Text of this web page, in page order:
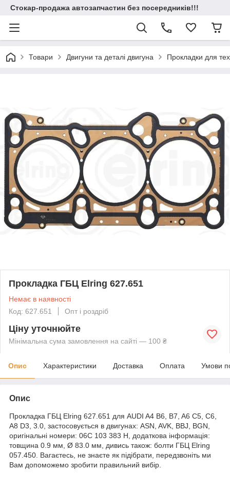
Стокар-продажа автозапчастин без посередників!!!
Товари Двигуни та деталі двигуна Прокладки для
Прокладка ГБЦ Elring 627.651
Немає в наявності
Код: 627.651
Опт і роздріб
Ціну уточнюйте
Мінімальна сума замовлення на сайті — 100 ₴
Опис Характеристики Доставка Оплата Умови
Опис
Прокладка ГБЦ Elring 627.651 для AUDI A4 B6, B7, A6 C5, C6,
A8 D3, 3.0, застосовується в двигунах: ASN, AVK, BBJ, BGN,
оригінальні номери: 06C 103 383 H, додаткова інформація:
товщина 0.9 мм, Ø 83.0 мм, дивись також: болти ГБЦ Elring
057.450. Вагаєтесь, не знаєте як підібрати, передзвоніть ми
Вам допоможемо зробити правильний вибір.